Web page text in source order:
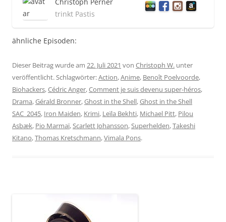
trinkt Pastis
ähnliche Episoden:
Dieser Beitrag wurde am 22. Juli 2021 von Christoph W. unter
veröffentlicht. Schlagwörter:Action,Anime, Benoît Poelvoorde,
Biohackers,Cédric Anger,Comment je suis devenu super-héros,
Drama,Gérald Bronner,Ghost in the Shell,Ghost in the Shell
SAC_2045, Iron Maiden, Krimi, Leïla Bekhti, Michael Pitt, Pilou
Asbæk, Pio Marmaï, Scarlett Johansson, Superhelden,Takeshi
Kitano,Thomas Kretschmann,Vimala Pons.